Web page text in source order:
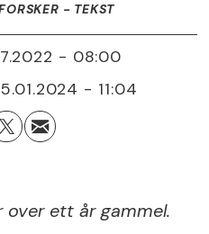
- TEKST
- 08:00
05.01.2024 - 11:04
over ett år gammel.